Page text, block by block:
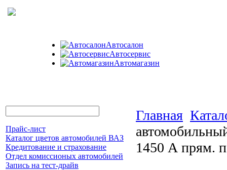
Автосалон
Автосервис
Автомагазин
Прайс-лист
Каталог цветов автомобилей ВАЗ
Кредитование и страхование
Отдел комиссионых автомобилей
Запись на тест-драйв
Главная
1450 А прям.